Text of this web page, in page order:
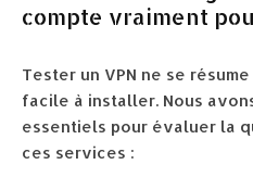
compte vraiment
Tester un VPN ne se
facile à installer. Nous
essentiels pour évaluer la
ces services :